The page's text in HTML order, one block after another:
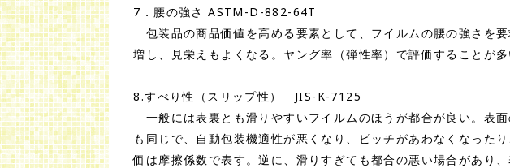
7．腰の強さ ASTM-D-882-64T
包装品の商品価値を高める要素として、フイルムの腰の強さを
増し、見栄えもよくなる。ヤング率（弾性率）で評価することが多
8.すべり性（スリップ性） JIS-K-7125
一般には表裏とも滑りやすいフイルムのほうが都合が良い。表
も同じで、自動包装機適性が悪くなり、ピッチがあわなくなった
価は摩擦係数で表す。逆に、滑りすぎても都合の悪い場合があり